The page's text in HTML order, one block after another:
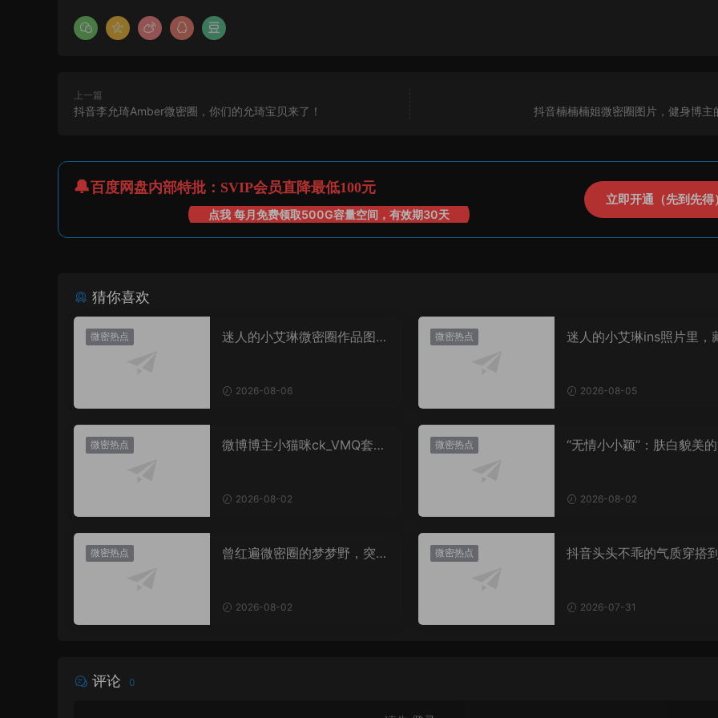
上一篇
抖音李允琦Amber微密圈，你们的允琦宝贝来了！ 抖音楠楠楠姐微密圈图片，健身博主
百度网盘内部特批：SVIP会员直降最低100元
点我 每月免费领取500G容量空间，有效期30天
立即开通（先到先得）
猜你喜欢
微密热点
迷人的小艾琳微密圈作品图
2026-08-06
微密热点
迷人的小艾琳ins照片里，
2026-08-05
微密热点
微博博主小猫咪ck_VMQ套
2026-08-02
微密热点
“无情小小颖”：肤白貌美的
2026-08-02
微密热点
曾红遍微密圈的梦梦野，突然
2026-08-02
微密热点
抖音头头不乖的气质穿搭
2026-07-31
评论 0